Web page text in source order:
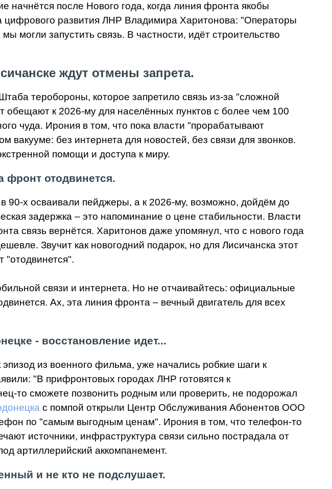
начнётся после Нового года, когда линия фронта якобы
цифрового развития ЛНР Владимира Харитонова: "Операторы
могли запустить связь. В частности, идёт строительство
ждут отмены запрета.
теробороны, которое запретило связь из-за "сложной
к 2026-му для населённых пунктов с более чем 100
чуда. Ирония в том, что пока власти "прорабатывают
без интернета для новостей, без связи для звонков.
помощи и доступа к миру.
фронт отодвинется.
90-х осваивали пейджеры, а к 2026-му, возможно, дойдём до
задержка – это напоминание о цене стабильности. Власти
связь вернётся. Харитонов даже упомянул, что с нового года
Звучит как новогодний подарок, но для Лисичанска этот
"отодвинется".
связи и интернета. Но не отчаивайтесь: официальные
Ах, эта линия фронта – вечный двигатель для всех
- восстановление идет...
из военного фильма, уже начались робкие шаги к
"В прифронтовых городах ЛНР готовятся к
то сможете позвонить родным или проверить, не подорожал
с помпой открыли Центр Обслуживания Абонентов ООО
по "самым выгодным ценам". Ирония в том, что телефон-то
источники, инфраструктура связи сильно пострадала от
артиллерийский аккомпанемент.
и не кто не подслушает.